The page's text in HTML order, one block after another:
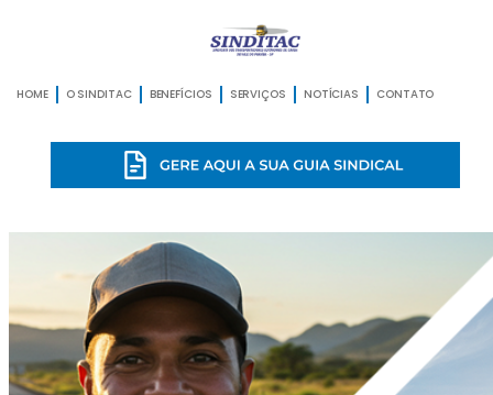
HOME O SINDITAC BENEFÍCIOS SERVIÇOS NOTÍCIAS CONTATO